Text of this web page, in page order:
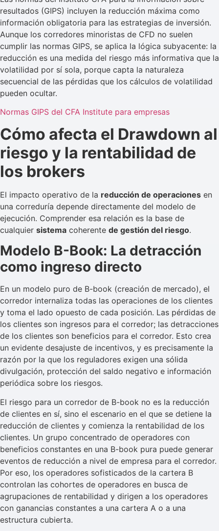
resultados (GIPS) incluyen la reducción máxima como
información obligatoria para las estrategias de inversión.
Aunque los corredores minoristas de CFD no suelen
cumplir las normas GIPS, se aplica la lógica subyacente: la
reducción es una medida del riesgo más informativa que la
volatilidad por sí sola, porque capta la naturaleza
secuencial de las pérdidas que los cálculos de volatilidad
pueden ocultar.
Normas GIPS del CFA Institute para empresas
Cómo afecta el Drawdown al
riesgo y la rentabilidad de
los brokers
El impacto operativo de la reducción de operaciones en
una correduría depende directamente del modelo de
ejecución. Comprender esa relación es la base de
cualquier sistema coherente de gestión del riesgo.
Modelo B-Book: La detracción
como ingreso directo
En un modelo puro de B-book (creación de mercado), el
corredor internaliza todas las operaciones de los clientes
y toma el lado opuesto de cada posición. Las pérdidas de
los clientes son ingresos para el corredor; las detracciones
de los clientes son beneficios para el corredor. Esto crea
un evidente desajuste de incentivos, y es precisamente la
razón por la que los reguladores exigen una sólida
divulgación, protección del saldo negativo e información
periódica sobre los riesgos.
El riesgo para un corredor de B-book no es la reducción
de clientes en sí, sino el escenario en el que se detiene la
reducción de clientes y comienza la rentabilidad de los
clientes. Un grupo concentrado de operadores con
beneficios constantes en una B-book pura puede generar
eventos de reducción a nivel de empresa para el corredor.
Por eso, los operadores sofisticados de la cartera B
controlan las cohortes de operadores en busca de
agrupaciones de rentabilidad y dirigen a los operadores
con ganancias constantes a una cartera A o a una
estructura cubierta.